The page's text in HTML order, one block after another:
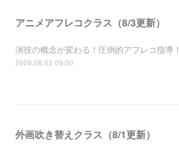
アニメアフレコクラス（8/3更新）
演技の概念が変わる！圧倒的アフレコ指導！
2026.08.03 09:00
外画吹き替えクラス（8/1更新）